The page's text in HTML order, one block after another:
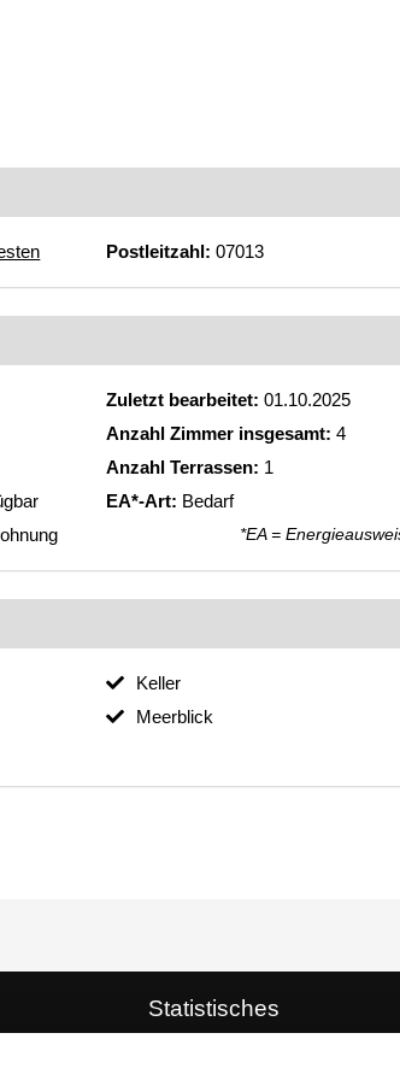
Postleitzahl: 07013
Zuletzt bearbeitet: 01.10.2025
Anzahl Zimmer insgesamt: 4
Anzahl Terrassen: 1
EA*-Art: Bedarf
*EA =
Keller
Meerblick
Statistisches